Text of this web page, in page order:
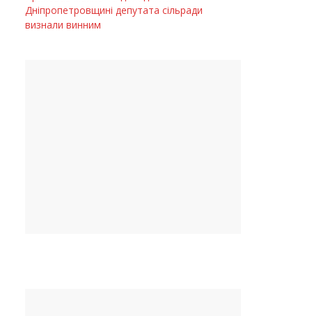
Дніпропетровщині депутата сільради
визнали винним